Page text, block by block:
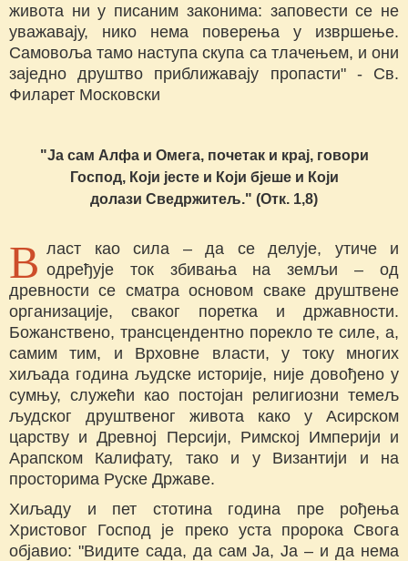
живота ни у писаним законима: заповести се не
уважавају, нико нема поверења у извршење.
Самовоља тамо наступа скупа са тлачењем, и они
заједно друштво приближавају пропасти" - Св.
Филарет Московски
"Ја сам Алфа и Омега, почетак и крај, говори
Господ, Који јесте и Који бјеше и Који
долази Сведржитељ." (Отк. 1,8)
В ласт као сила – да се делује, утиче и
одређује ток збивања на земљи – од
древности се сматра основом сваке друштвене
организације, сваког поретка и државности.
Божанствено, трансцендентно порекло те силе, а,
самим тим, и Врховне власти, у току многих
хиљада година људске историје, није довођено у
сумњу, служећи као постојан религиозни темељ
људског друштвеног живота како у Асирском
царству и Древној Персији, Римској Империји и
Арапском Калифату, тако и у Византији и на
просторима Руске Државе.
Хиљаду и пет стотина година пре рођења
Христовог Господ је преко уста пророка Свога
објавио: "Видите сада, да сам Ја, Ја – и да нема